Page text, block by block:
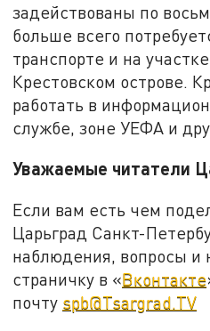
задействованы по
больше всего
транспорте и на
Крестовском острове.
работать в
службе, зоне УЕФА и
Уважаемые читатели
Если вам есть чем
Царьград Санкт-
наблюдения, вопросы и
страничку в «Вконтакте
почту spb@Tsargrad.TV